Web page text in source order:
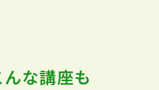
な講座も